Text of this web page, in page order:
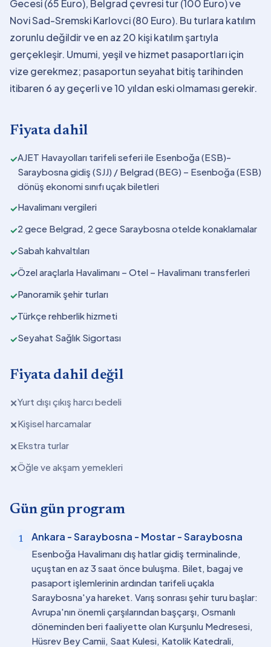
Gecesi (65 Euro), Belgrad çevresi tur (100 Euro) ve
Novi Sad-Sremski Karlovci (80 Euro). Bu turlara katılım
zorunlu değildir ve en az 20 kişi katılım şartıyla
gerçekleşir. Umumi, yeşil ve hizmet pasaportları için
vize gerekmez; pasaportun seyahat bitiş tarihinden
itibaren 6 ay geçerli ve 10 yıldan eski olmaması gerekir.
Fiyata dahil
✓AJET Havayolları tarifeli seferi ile Esenboğa (ESB)-
Saraybosna gidiş (SJJ) / Belgrad (BEG) – Esenboğa (ESB)
dönüş ekonomi sınıfı uçak biletleri
✓Havalimanı vergileri
✓2 gece Belgrad, 2 gece Saraybosna otelde konaklamalar
✓Sabah kahvaltıları
✓Özel araçlarla Havalimanı – Otel – Havalimanı transferleri
✓Panoramik şehir turları
✓Türkçe rehberlik hizmeti
✓Seyahat Sağlık Sigortası
Fiyata dahil değil
✕Yurt dışı çıkış harcı bedeli
✕Kişisel harcamalar
✕Ekstra turlar
✕Öğle ve akşam yemekleri
Gün gün program
1 Ankara - Saraybosna - Mostar - Saraybosna
Esenboğa Havalimanı dış hatlar gidiş terminalinde,
uçuştan en az 3 saat önce buluşma. Bilet, bagaj ve
pasaport işlemlerinin ardından tarifeli uçakla
Saraybosna'ya hareket. Varış sonrası şehir turu başlar:
Avrupa'nın önemli çarşılarından başçarşı, Osmanlı
döneminden beri faaliyette olan Kurşunlu Medresesi,
Hüsrev Bey Camii, Saat Kulesi, Katolik Katedrali,